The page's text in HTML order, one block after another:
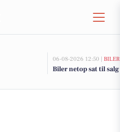
06-08-2026 12:50 | BILER
Biler netop sat til